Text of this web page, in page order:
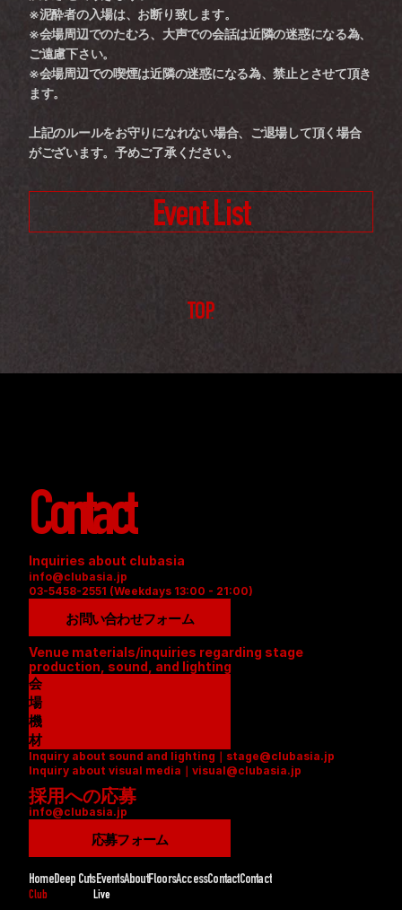
※泥酔者の入場は、お断り致します。
※会場周辺でのたむろ、大声での会話は近隣の迷惑になる為、
ご遠慮下さい。
※会場周辺での喫煙は近隣の迷惑になる為、禁止とさせて頂き
ます。
上記のルールをお守りになれない場合、ご退場して頂く場合
がございます。予めご了承ください。
Event List
TOP
Contact
Inquiries about clubasia
info@clubasia.jp
03-5458-2551 (Weekdays 13:00 - 21:00)
お問い合わせフォーム
Venue materials/inquiries regarding stage
production, sound, and lighting
会
場
資
料
(
P
D
F
機
材
リ
ス
ト
(
D
F
)
Inquiry about sound and lighting｜stage@clubasia.jp
Inquiry about visual media｜visual@clubasia.jp
採用への応募
info@clubasia.jp
応募フォーム
HomeDeep CutsEventsAboutFloorsAccessContactContact
Club Live